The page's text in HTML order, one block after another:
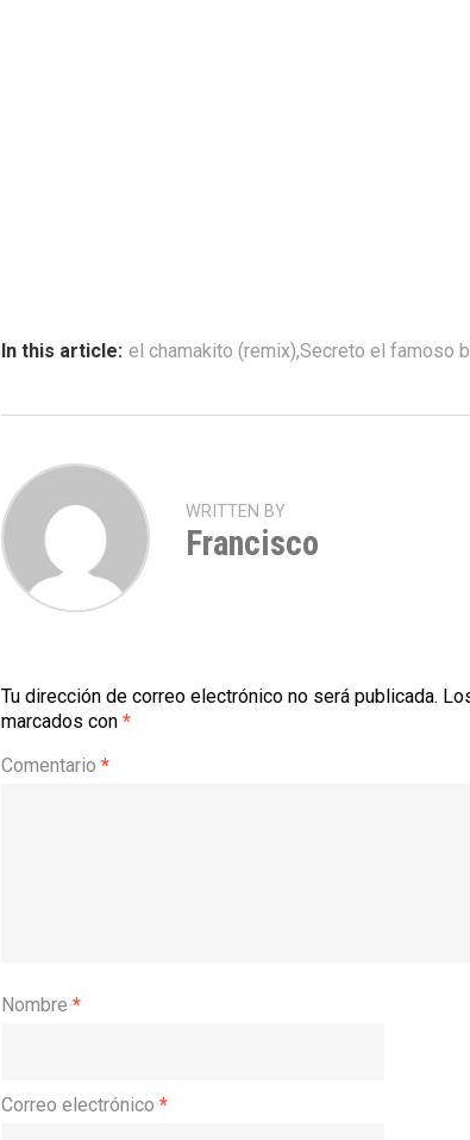
In this article: el chamakito (remix),Secreto el famoso
WRITTEN BY
Francisco
Tu dirección de correo electrónico no será publicada.
marcados con *
Comentario *
Nombre *
Correo electrónico *